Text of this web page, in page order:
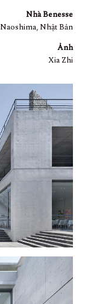
Nhà Benesse
Naoshima, Nhật Bản
Ảnh
Xia Zhi